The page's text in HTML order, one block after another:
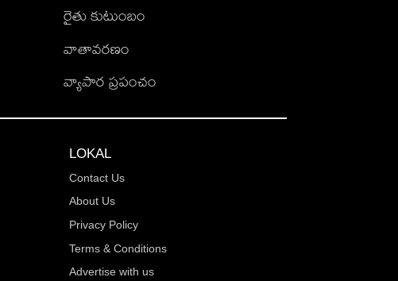
రైతు కుటుంబం
వాతావరణం
వ్యాపార ప్రపంచం
LOKAL
Contact Us
About Us
Privacy Policy
Terms & Conditions
Advertise with us